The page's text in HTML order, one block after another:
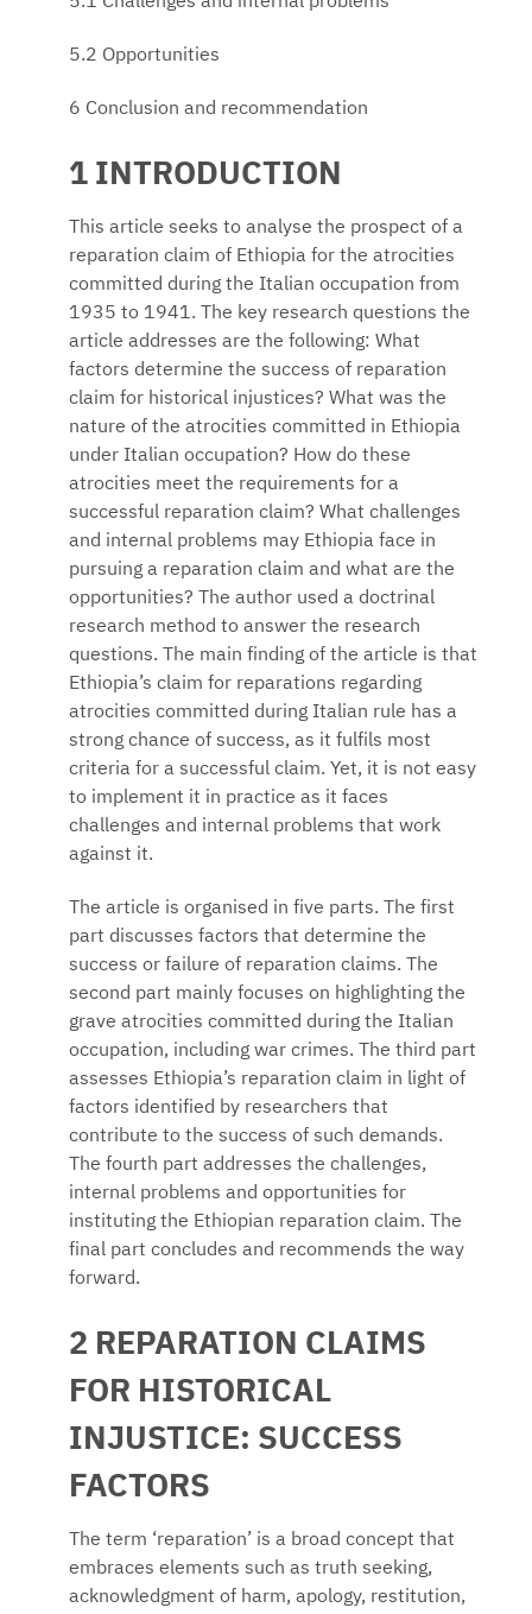
5.2 Opportunities
6 Conclusion and recommendation
1 INTRODUCTION
This article seeks to analyse the prospect of a
reparation claim of Ethiopia for the atrocities
committed during the Italian occupation from
1935 to 1941. The key research questions the
article addresses are the following: What
factors determine the success of reparation
claim for historical injustices? What was the
nature of the atrocities committed in Ethiopia
under Italian occupation? How do these
atrocities meet the requirements for a
successful reparation claim? What challenges
and internal problems may Ethiopia face in
pursuing a reparation claim and what are the
opportunities? The author used a doctrinal
research method to answer the research
questions. The main finding of the article is that
Ethiopia’s claim for reparations regarding
atrocities committed during Italian rule has a
strong chance of success, as it fulfils most
criteria for a successful claim. Yet, it is not easy
to implement it in practice as it faces
challenges and internal problems that work
against it.
The article is organised in five parts. The first
part discusses factors that determine the
success or failure of reparation claims. The
second part mainly focuses on highlighting the
grave atrocities committed during the Italian
occupation, including war crimes. The third part
assesses Ethiopia’s reparation claim in light of
factors identified by researchers that
contribute to the success of such demands.
The fourth part addresses the challenges,
internal problems and opportunities for
instituting the Ethiopian reparation claim. The
final part concludes and recommends the way
forward.
2 REPARATION CLAIMS
FOR HISTORICAL
INJUSTICE: SUCCESS
FACTORS
The term ‘reparation’ is a broad concept that
embraces elements such as truth seeking,
acknowledgment of harm, apology, restitution,